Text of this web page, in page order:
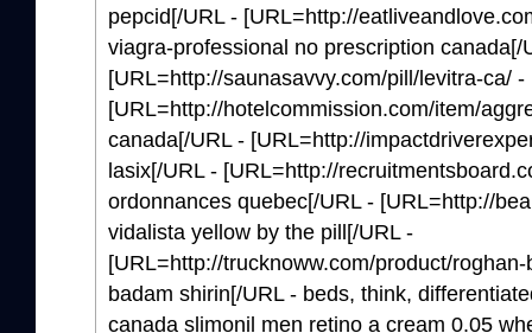
pepcid[/URL - [URL=http://
viagra-professional no prescription canada[/
[URL=http://saunasavvy.com/pill/levitra-ca/
[URL=http://hotelcommission.com/item/
canada[/URL - [URL=http://
lasix[/URL - [URL=http://
ordonnances quebec[/URL - [URL=http://
vidalista yellow by the pill[/URL -
[URL=http://trucknoww.com/product/
badam shirin[/URL - beds, think,
canada slimonil men retino a cream 0.05